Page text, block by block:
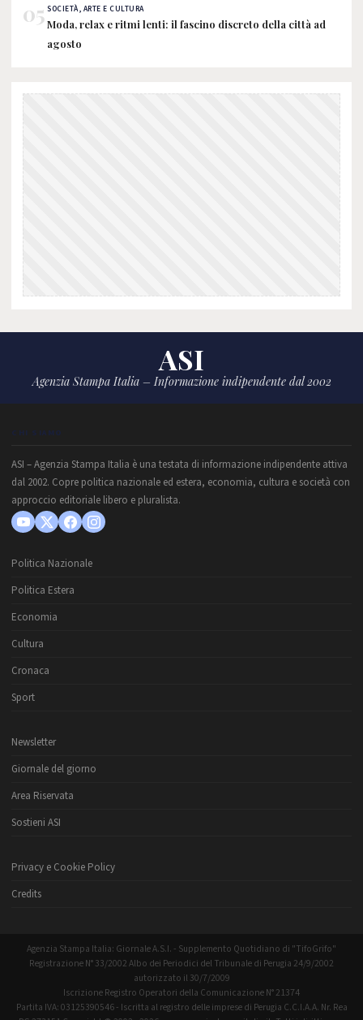
05 SOCIETÀ, ARTE E CULTURA
Moda, relax e ritmi lenti: il fascino discreto della città ad
agosto
ASI
Agenzia Stampa Italia – Informazione indipendente dal 2002
CHI SIAMO
ASI – Agenzia Stampa Italia è una testata di informazione indipendente attiva
dal 2002. Copre politica nazionale ed estera, economia, cultura e società con
approccio editoriale libero e pluralista.
Politica Nazionale
Politica Estera
Economia
Cultura
Cronaca
Sport
Newsletter
Giornale del giorno
Area Riservata
Sostieni ASI
Privacy e Cookie Policy
Credits
Agenzia Stampa Italia: Giornale A.S.I. - Supplemento Quotidiano di "TifoGrifo"
Registrazione N° 33/2002 Albo dei Periodici del Tribunale di Perugia 24/9/2002
autorizzato il 30/7/2009
Iscrizione Registro Operatori della Comunicazione N° 21374
Partita IVA: 03125390546 - Iscritta al registro delle imprese di Perugia C.C.I.A.A. Nr. Rea